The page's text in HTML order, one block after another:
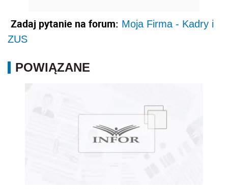
Zadaj pytanie na forum: Moja Firma - Kadry i
ZUS
POWIĄZANE